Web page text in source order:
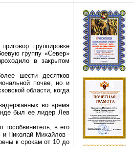
группировке
группу «Север»
в закрытом
шести десятков
почве, но и
области, когда
во время
был ее лидер Лев
гособвинитель, в его
и Николай Михайлов -
к срокам от 10 до